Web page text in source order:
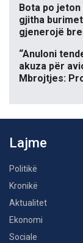
Bota po
gjitha
gjenerojë
“Anuloni
akuza për
Mbrojtjes:
Lajme
Politikë
Kronikë
Aktualitet
Ekonomi
Sociale